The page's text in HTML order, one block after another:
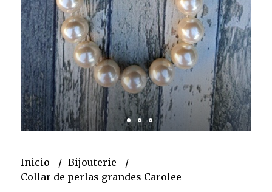
Inicio
Bijouterie
Collar de perlas grandes Carolee